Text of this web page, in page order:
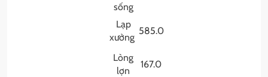
sống
Lạp
xưởng
585.0
Lòng
lợn
167.0